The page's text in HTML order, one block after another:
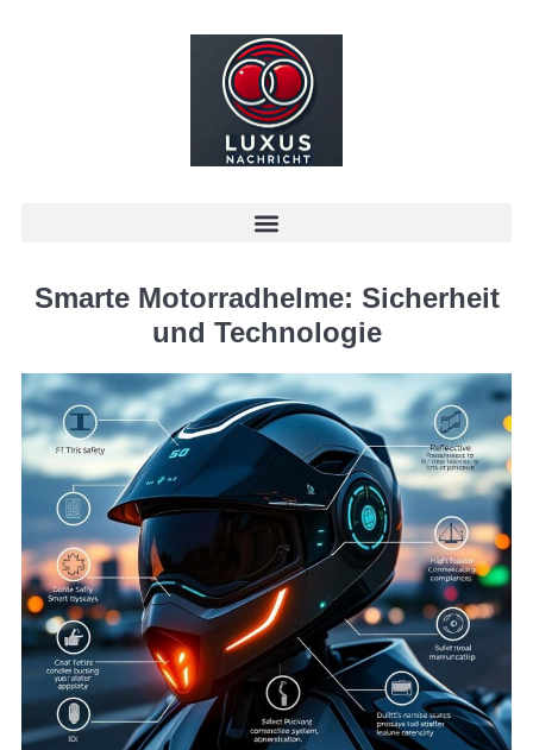
Smarte Motorradhelme: Sicherheit
und Technologie